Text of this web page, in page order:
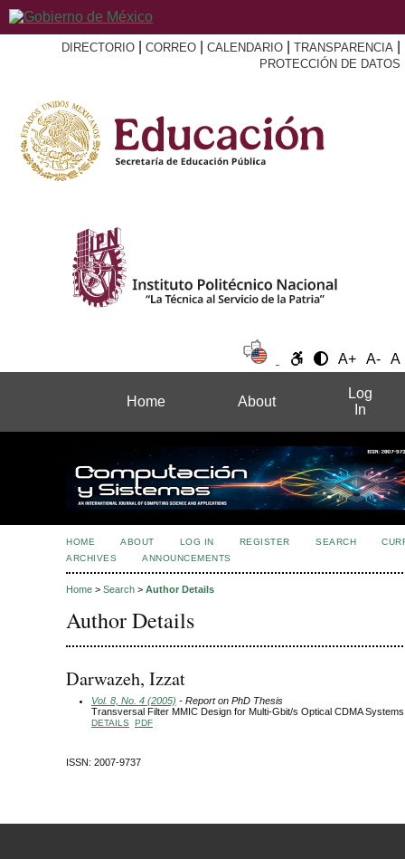
DIRECTORIO CORREO CALENDARIO TRANSPARENCIA
PROTECCIÓN DE DATOS
A+ A- A
Home About
Log
In
HOME ABOUT LOG IN REGISTER SEARCH
ARCHIVES
ANNOUNCEMENTS
Home > Search > Author Details
Author Details
Darwazeh, Izzat
Vol. 8, No. 4 (2005) - Report on PhD Thesis
Transversal Filter MMIC Design for Multi-Gbit/s Optical CDMA Systems
DETAILS PDF
ISSN: 2007-9737